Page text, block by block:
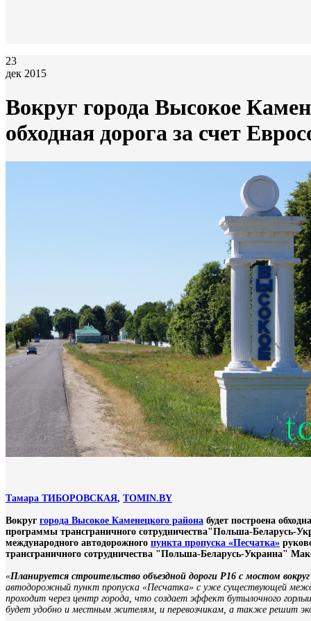
23
дек 2015
Вокруг города Высокое
обходная дорога за счет
Тамара ТИБОРОВСКАЯ, TOMIN.BY
Вокруг города Высокое Каменецкого района будет построена
программы трансграничного сотрудничества"Польша-Беларусь-
международного автодорожного пункта пропуска «Песчатка»
трансграничного сотрудничества "Польша-Беларусь-Украина"
«Планируется строительство объездной дороги Р16 с мостом
автодорожный пункт пропуска «Песчатка» с уже существующей
проходит через центр города, что создает эффект бутылочного
будет удобно и местным жителям, и перевозчикам, а также решит